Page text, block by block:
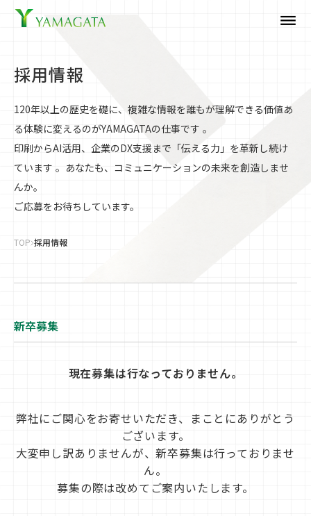
dehaze
採用情報
120年以上の歴史を礎に、複雑な情報を誰もが理解できる価値あ
る体験に変えるのがYAMAGATAの仕事です 。
印刷からAI活用、企業のDX支援まで「伝える力」を革新し続け
ています 。あなたも、コミュニケーションの未来を創造しませ
んか。
ご応募をお待ちしています。
TOP 採用情報
新卒募集
現在募集は行なっておりません。
弊社にご関心をお寄せいただき、まことにありがとう
ございます。
大変申し訳ありませんが、新卒募集は行っておりませ
ん。
募集の際は改めてご案内いたします。